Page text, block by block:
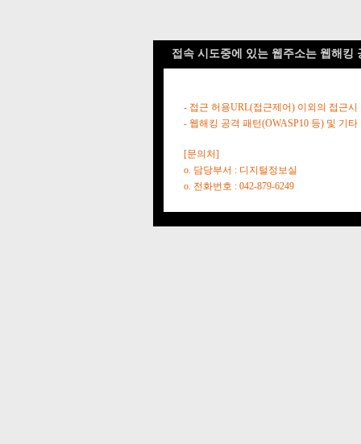
접속 시도중에 있는 웹주소는 웹해킹
- 접근 허용URL(접근제어) 이외의 접근시
- 웹해킹 공격 패턴(OWASP10 등) 및 기
[문의처]
o. 담당부서 : 디지털정보실
o. 전화번호 : 042-879-6249